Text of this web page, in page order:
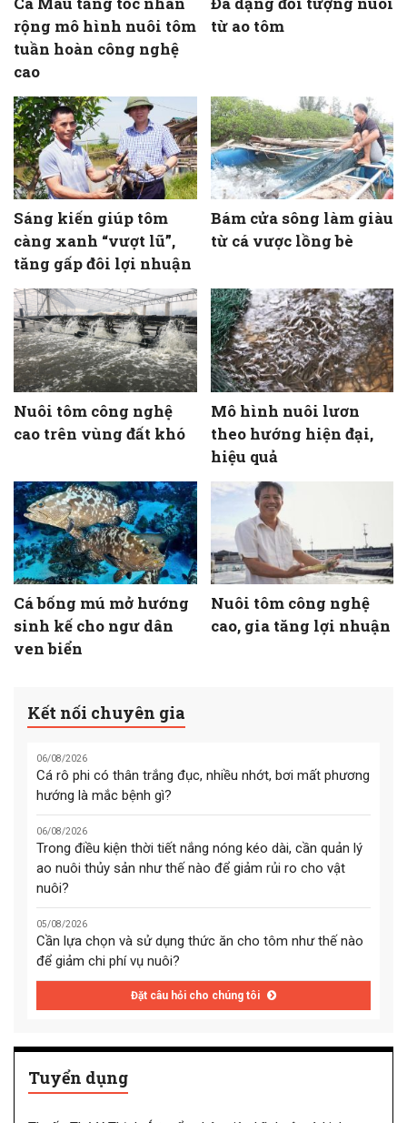
rộng mô hình nuôi tôm
tuần hoàn công nghệ
cao
từ ao tôm
Sáng kiến giúp tôm
càng xanh “vượt lũ”,
tăng gấp đôi lợi nhuận
Bám cửa sông làm giàu
từ cá vược lồng bè
Nuôi tôm công nghệ
cao trên vùng đất khó
Mô hình nuôi lươn
theo hướng hiện đại,
hiệu quả
Cá bống mú mở hướng
sinh kế cho ngư dân
ven biển
Nuôi tôm công nghệ
cao, gia tăng lợi nhuận
Kết nối chuyên gia
06/08/2026
Cá rô phi có thân trắng đục, nhiều nhớt, bơi mất phương
hướng là mắc bệnh gì?
06/08/2026
Trong điều kiện thời tiết nắng nóng kéo dài, cần quản lý
ao nuôi thủy sản như thế nào để giảm rủi ro cho vật
nuôi?
05/08/2026
Cần lựa chọn và sử dụng thức ăn cho tôm như thế nào
để giảm chi phí vụ nuôi?
Đặt câu hỏi cho chúng tôi
Tuyển dụng